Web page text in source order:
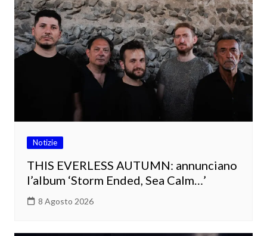
Notizie
THIS EVERLESS AUTUMN: annunciano
l’album ‘Storm Ended, Sea Calm…’
8 Agosto 2026